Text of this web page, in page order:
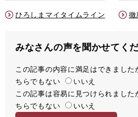
ひろしまマイタイムライン 徹
みなさんの声を聞かせてく
満
足
度
この記事の内容に満足はできまし
ちらでもない
いいえ
容
易
この記事は容易に見つけられまし
ちらでもない
いいえ